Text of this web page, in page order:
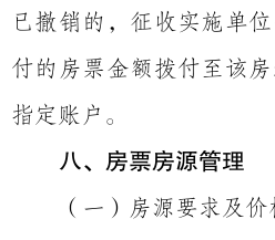
已撤销的，征收实施单
付的房票金额拨付至该
指定账户。
八、房票房源管理
（一）房源要求及价